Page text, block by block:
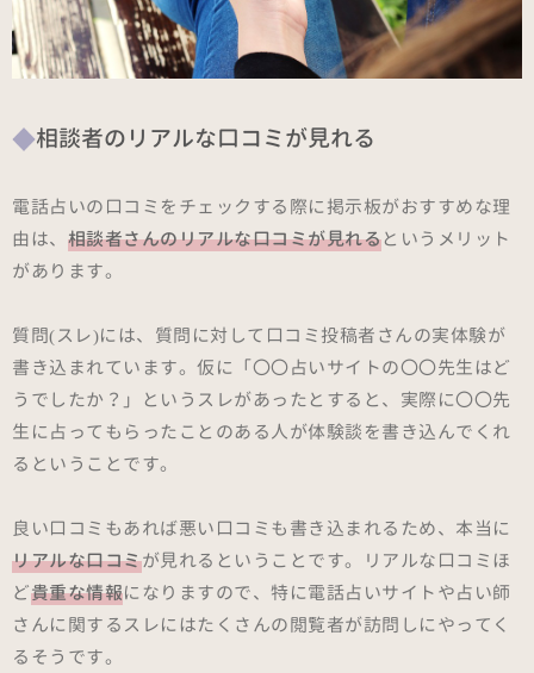
相談者のリアルな口コミが見れる
電話占いの口コミをチェックする際に掲示板がおすすめな理
由は、 相談者さんのリアルな口コミが見れるというメリット
があります。
質問(スレ)には、質問に対して口コミ投稿者さんの実体験が
書き込まれています。仮に「〇〇占いサイトの〇〇先生はど
うでしたか？」というスレがあったとすると、実際に〇〇先
生に占ってもらったことのある人が体験談を書き込んでくれ
るということです。
良い口コミもあれば悪い口コミも書き込まれるため、本当に
リアルな口コミが見れるということです。リアルな口コミほ
ど貴重な情報になりますので、特に電話占いサイトや占い師
さんに関するスレにはたくさんの閲覧者が訪問しにやってく
るそうです。